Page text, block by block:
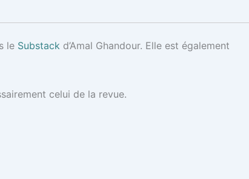
le Substack d’Amal Ghandour. Elle est également
celui de la revue.